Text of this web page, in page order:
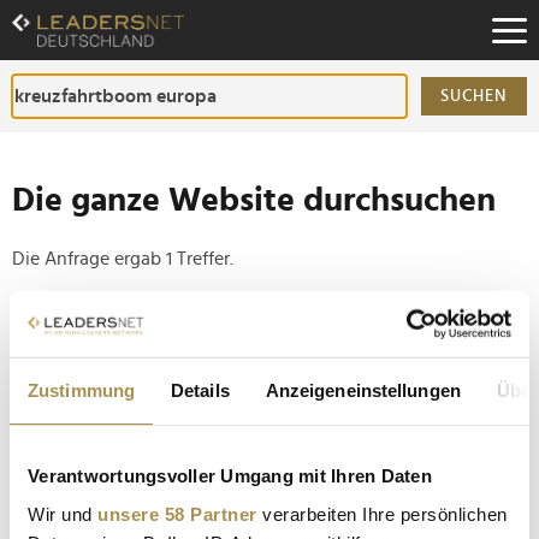
Zustimmung Details Anzeigeneinstellungen
Verantwortungsvoller Umgang mit Ihren Daten
Wir und unsere 58 Partner verarbeiten Ihre persönlichen
Zum
Inhalt
Zur
Fußzeilen-
Navigation
SUCHEN
Die ganze Website durchsuchen
Die Anfrage ergab 1 Treffer.
Tipp
Setzen Sie die gesuchten Wörter zwischen
Anführungszeichen: zb "Vorname Nachname".
Kreuzfahrten ab Deutschland erreichen
Rekordniveau